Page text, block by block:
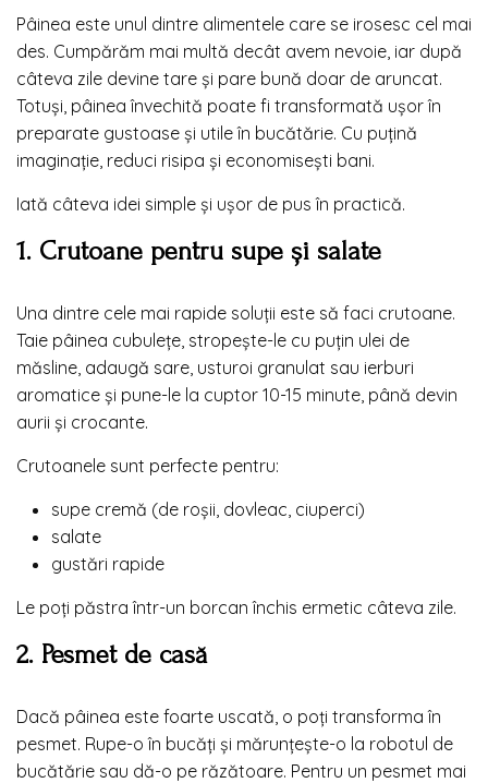
Pâinea este unul dintre alimentele care se irosesc cel mai
des. Cumpărăm mai multă decât avem nevoie, iar după
câteva zile devine tare și pare bună doar de aruncat.
Totuși, pâinea învechită poate fi transformată ușor în
preparate gustoase și utile în bucătărie. Cu puțină
imaginație, reduci risipa și economisești bani.
Iată câteva idei simple și ușor de pus în practică.
1. Crutoane pentru supe și salate
Una dintre cele mai rapide soluții este să faci crutoane.
Taie pâinea cubulețe, stropește-le cu puțin ulei de
măsline, adaugă sare, usturoi granulat sau ierburi
aromatice și pune-le la cuptor 10-15 minute, până devin
aurii și crocante.
Crutoanele sunt perfecte pentru:
supe cremă (de roșii, dovleac, ciuperci)
salate
gustări rapide
Le poți păstra într-un borcan închis ermetic câteva zile.
2. Pesmet de casă
Dacă pâinea este foarte uscată, o poți transforma în
pesmet. Rupe-o în bucăți și mărunțește-o la robotul de
bucătărie sau dă-o pe răzătoare. Pentru un pesmet mai